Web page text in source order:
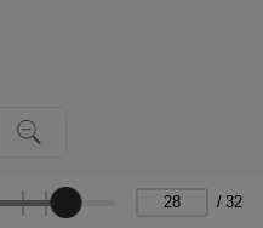
/ 32